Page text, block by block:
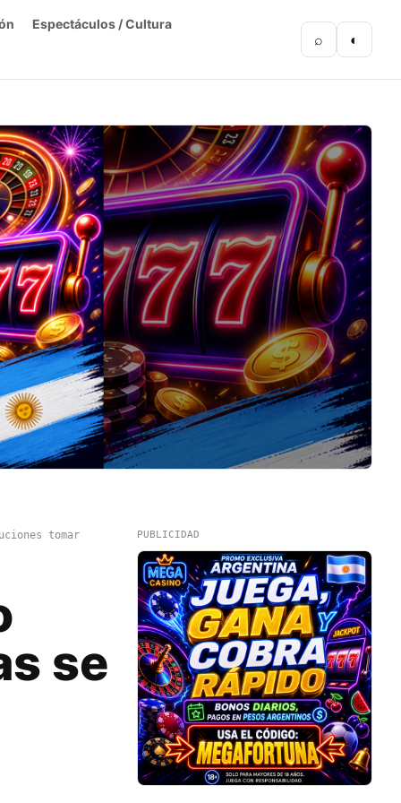
Espectáculos / Cultura
⌕ ◐
tomar
se
PUBLICIDAD